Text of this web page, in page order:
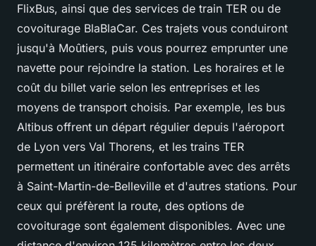
FlixBus, ainsi que des services de train TER ou de
covoiturage BlaBlaCar. Ces trajets vous conduiront
jusqu'à Moûtiers, puis vous pourrez emprunter une
navette pour rejoindre la station. Les horaires et le
coût du billet varie selon les entreprises et les
moyens de transport choisis. Par exemple, les bus
Altibus offrent un départ régulier depuis l'aéroport
de Lyon vers Val Thorens, et les trains TER
permettent un itinéraire confortable avec des arrêts
à Saint-Martin-de-Belleville et d'autres stations. Pour
ceux qui préfèrent la route, des options de
covoiturage sont également disponibles. Avec une